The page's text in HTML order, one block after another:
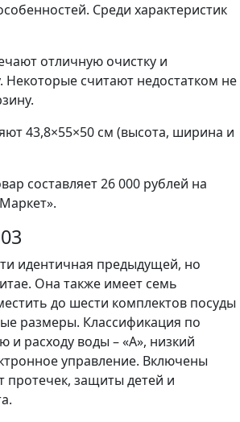
Среди характеристик
отличную очистку и
считают недостатком не
43,8×55×50 см (высота, ширина и
составляет 26 000 рублей на
идентичная предыдущей, но
Она также имеет семь
до шести комплектов посуды
размеры. Классификация по
и расходу воды – «А», низкий
управление. Включены
защиты детей и